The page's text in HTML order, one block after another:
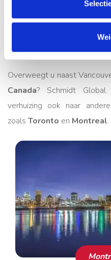
steden
Overweegt u naast
Canada? Schmidt Global
verhuizing ook naar
zoals Toronto en Montreal.